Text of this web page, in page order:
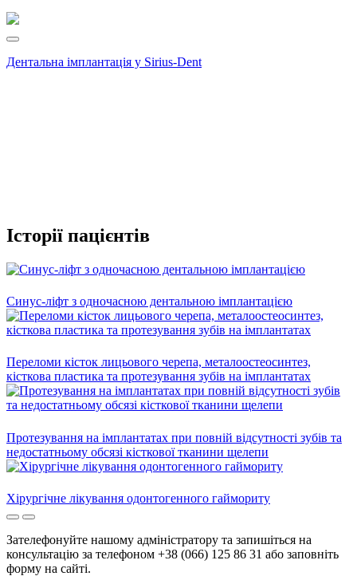
Дентальна імплантація у Sirius-Dent
Історії пацієнтів
Cинус-ліфт з одночасною дентальною імплантацією
Переломи кісток лицьового черепа, металоостеосинтез,
кісткова пластика та протезування зубів на імплантатах
Протезування на імплантатах при повній відсутності зубів та
недостатньому обсязі кісткової тканини щелепи
Хірургічне лікування одонтогенного гаймориту
Зателефонуйте нашому адміністратору та запишіться на
консультацію за телефоном +38 (066) 125 86 31 або заповніть
форму на сайті.